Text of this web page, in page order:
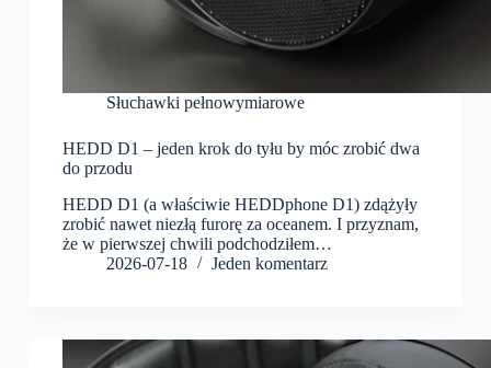
Słuchawki pełnowymiarowe
HEDD D1 – jeden krok do tyłu by móc zrobić dwa
do przodu
HEDD D1 (a właściwie HEDDphone D1) zdążyły
zrobić nawet niezłą furorę za oceanem. I przyznam,
że w pierwszej chwili podchodziłem…
2026-07-18
Jeden komentarz